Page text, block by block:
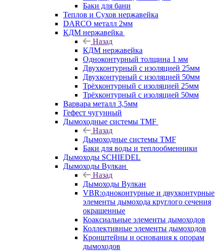
Баки для бани
Теплов и Сухов нержавейка
DARCO металл 2мм
КДМ нержавейка
Назад
КДМ нержавейка
Одноконтурный толщина 1 мм
Двухконтурный с изоляцией 25мм
Двухконтурный с изоляцией 50мм
Трёхконтурный с изоляцией 25мм
Трёхконтурный с изоляцией 50мм
Варвара металл 3,5мм
Гефест чугунный
Дымоходные системы TMF
Назад
Дымоходные системы TMF
Баки для воды и теплообменники
Дымоходы SCHIEDEL
Дымоходы Вулкан
Назад
Дымоходы Вулкан
VBR:одноконтурные и двухконтурные
элементы дымохода круглого сечения
окрашенные
Коаксиальные элементы дымоходов
Коллективные элементы дымоходов
Кронштейны и основания к опорам
дымоходов